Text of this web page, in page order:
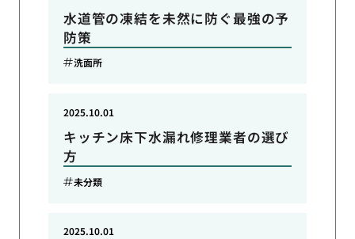
水道管の凍結を未然に防ぐ最強の予
防策
洗面所
キッチン床下水漏れ修理業者の選び
方
2025.10.01
未分類
2025.10.01